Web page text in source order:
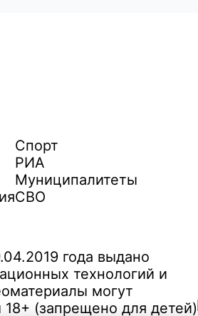
Спорт
РИА
Муниципалитеты
СВО
года выдано
технологий и
могут
(запрещено для детей)